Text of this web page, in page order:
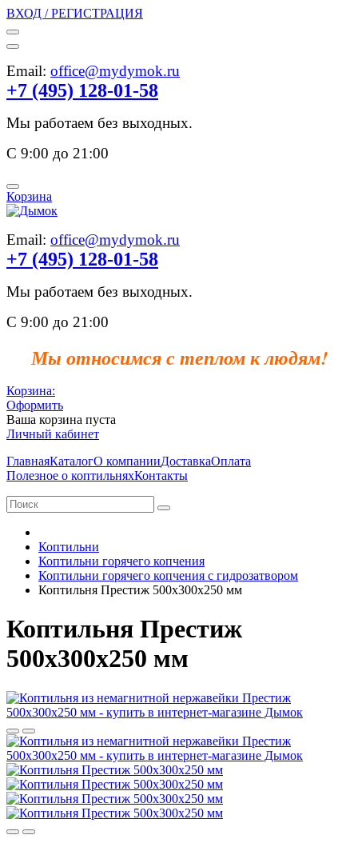
ВХОД / РЕГИСТРАЦИЯ
Email: office@mydymok.ru
+7 (495) 128-01-58
Мы работаем без выходных.
С 9:00 до 21:00
Корзина
Email: office@mydymok.ru
+7 (495) 128-01-58
Мы работаем без выходных.
С 9:00 до 21:00
Мы относимся с теплом к людям!
Корзина:
Оформить
Ваша корзина пуста
Личный кабинет
ГлавнаяКаталогО компанииДоставкаОплата
Полезное о коптильняхКонтакты
Коптильни
Коптильни горячего копчения
Коптильни горячего копчения с гидрозатвором
Коптильня Престиж 500х300х250 мм
Коптильня Престиж
500х300х250 мм